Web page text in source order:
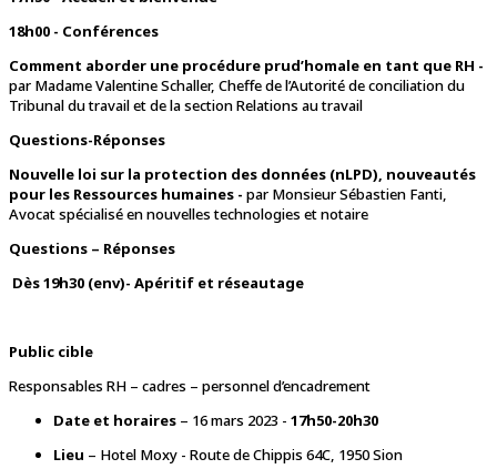
18h00 - Conférences
Comment aborder une procédure prud’homale en tant que RH -
par Madame Valentine Schaller, Cheffe de l’Autorité de conciliation du
Tribunal du travail et de la section Relations au travail
Questions-Réponses
Nouvelle loi sur la protection des données (nLPD), nouveautés
pour les Ressources humaines - par Monsieur Sébastien Fanti,
Avocat spécialisé en nouvelles technologies et notaire
Questions – Réponses
Dès 19h30 (env)- Apéritif et réseautage
Public cible
Responsables RH – cadres – personnel d’encadrement
Date et horaires – 16 mars 2023 - 17h50-20h30
Lieu – Hotel Moxy - Route de Chippis 64C, 1950 Sion